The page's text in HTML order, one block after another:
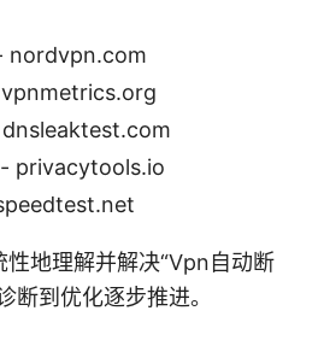
nordvpn.com
privacytools.io
性地理解并解决“Vpn自动断
断到优化逐步推进。